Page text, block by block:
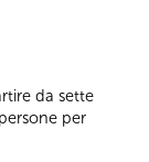
da sette
per